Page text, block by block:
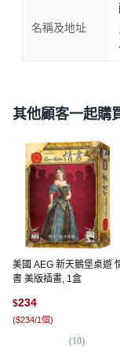
名稱及地址
其他顧客一起購
美國 AEG 新天鵝堡桌遊
書 美版插畫, 1盒
$234
($234/1個)
(10)